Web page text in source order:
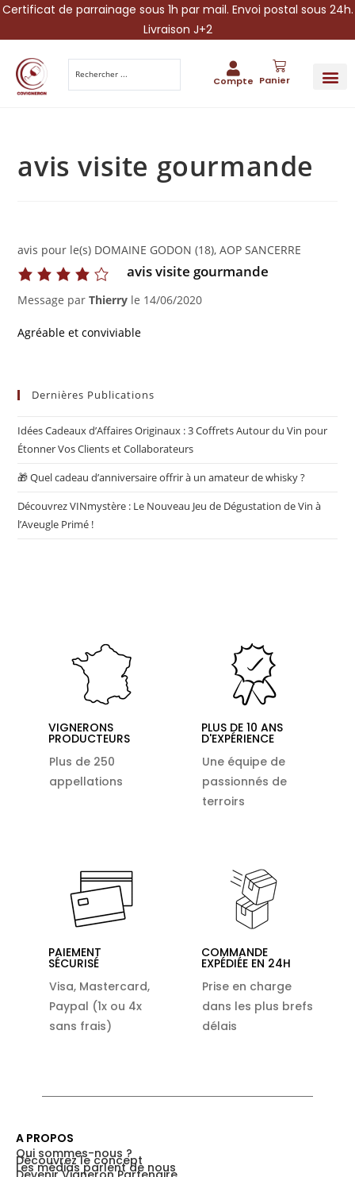
Certificat de parrainage sous 1h par mail. Envoi postal sous 24h.
Livraison J+2
Compte Panier
avis visite gourmande
avis pour le(s) DOMAINE GODON (18), AOP SANCERRE
avis visite gourmande
Message parThierry le 14/06/2020
Agréable et conviviable
Dernières Publications
Idées Cadeaux d’Affaires Originaux : 3 Coffrets Autour du Vin pour
Étonner Vos Clients et Collaborateurs
🎁 Quel cadeau d’anniversaire offrir à un amateur de whisky ?
Découvrez VINmystère : Le Nouveau Jeu de Dégustation de Vin à
l’Aveugle Primé !
VIGNERONS
PRODUCTEURS
Plus de 250
appellations
PLUS DE 10 ANS
D'EXPÉRIENCE
Une équipe de
passionnés de
terroirs
PAIEMENT
SÉCURISÉ
Visa, Mastercard,
Paypal (1x ou 4x
sans frais)
COMMANDE
EXPÉDIÉE EN 24H
Prise en charge
dans les plus brefs
délais
A PROPOS
Qui sommes-nous ?
Découvrez le concept
Les médias parlent de nous